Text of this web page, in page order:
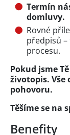
Termín
domluvy.
Rovné
předpisů
procesu.
Pokud jsme
životopis.
pohovoru.
Těšíme se na
Benefity